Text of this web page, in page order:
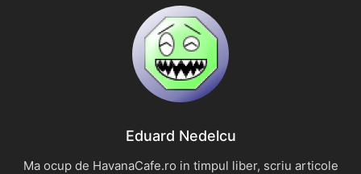
Eduard Nedelcu
Ma ocup de HavanaCafe.ro in timpul liber, scriu articole